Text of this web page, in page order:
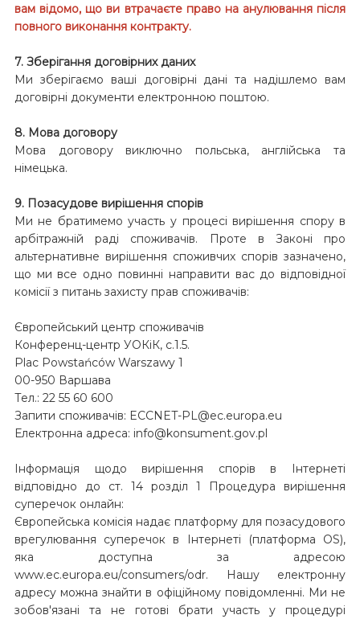
вам відомо, що ви втрачаєте право на анулювання після
повного виконання контракту.
7. Зберігання договірних даних
Ми зберігаємо ваші договірні дані та надішлемо вам
договірні документи електронною поштою.
8. Мова договору
Мова договору виключно польська, англійська та
німецька.
9. Позасудове вирішення спорів
Ми не братимемо участь у процесі вирішення спору в
арбітражній раді споживачів. Проте в Законі про
альтернативне вирішення споживчих спорів зазначено,
що ми все одно повинні направити вас до відповідної
комісії з питань захисту прав споживачів:
Європейський центр споживачів
Конференц-центр УОКіК, с.1.5.
Plac Powstańców Warszawy 1
00-950 Варшава
Тел.: 22 55 60 600
Запити споживачів: ECCNET-PL@ec.europa.eu
Електронна адреса: info@konsument.gov.pl
Інформація щодо вирішення спорів в Інтернеті
відповідно до ст. 14 розділ 1 Процедура вирішення
суперечок онлайн:
Європейська комісія надає платформу для позасудового
врегулювання суперечок в Інтернеті (платформа OS),
яка доступна за адресою
www.ec.europa.eu/consumers/odr. Нашу електронну
адресу можна знайти в офіційному повідомленні. Ми не
зобов'язані та не готові брати участь у процедурі